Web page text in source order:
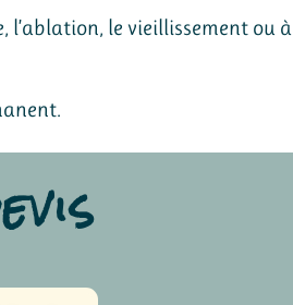
l’ablation, le vieillissement ou à